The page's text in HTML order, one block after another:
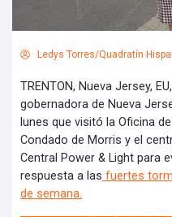
Ledys Torres/Quadratín
TRENTON, Nueva Jersey,
gobernadora de Nueva
lunes que visitó la Oficina
Condado de Morris y el
Central Power & Light para
respuesta a las fuertes
de semana.